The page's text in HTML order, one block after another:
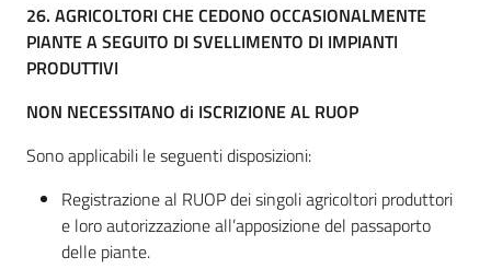
26. AGRICOLTORI CHE CEDONO OCCASIONALMENTE
PIANTE A SEGUITO DI SVELLIMENTO DI IMPIANTI
PRODUTTIVI
NON NECESSITANO di ISCRIZIONE AL RUOP
Sono applicabili le seguenti disposizioni:
Registrazione al RUOP dei singoli agricoltori produttori
e loro autorizzazione all’apposizione del passaporto
delle piante.